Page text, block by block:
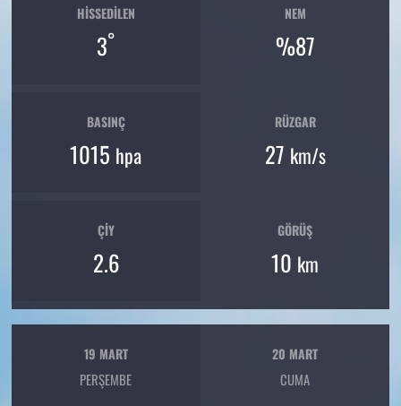
HISSEDILEN
3°
NEM
%87
BASINÇ
1015 hpa
RÜZGAR
27 km/s
ÇIY
2.6
GÖRÜŞ
10 km
19 MART
PERŞEMBE
20 MART
CUMA